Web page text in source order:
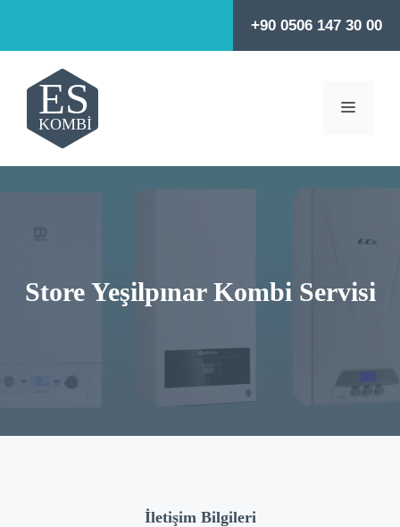
+90 0506 147 30 00
MENÜ
Store Yeşilpınar Kombi Servisi
İletişim Bilgileri